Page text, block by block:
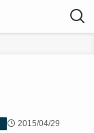
2015/04/29